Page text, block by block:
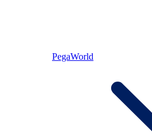
PegaWorld